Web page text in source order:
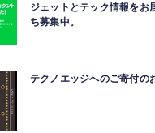
ジェットとテック情報をお
ち募集中。
テクノエッジへのご寄付の